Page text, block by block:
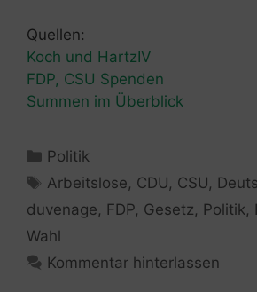
Quellen:
Koch und HartzIV
FDP, CSU Spenden
Summen im Überblick
Kategorien
Politik
Schlagwörter
Arbeitslose, CDU, CSU,
duvenage, FDP, Gesetz, Politik,
Wahl
Kommentar hinterlassen